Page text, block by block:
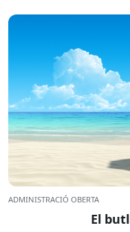
ADMINISTRACIÓ OBERTA
El